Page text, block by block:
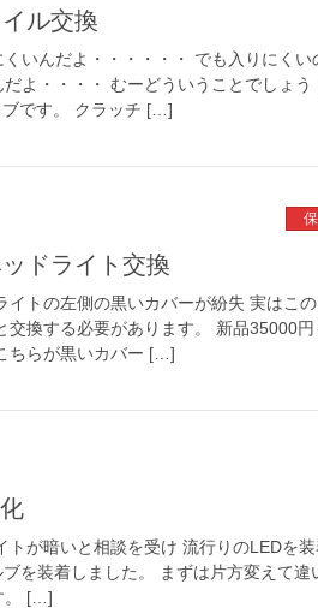
ル交換
いんだよ・・・・・・ でも入りにくい
よ・・・・ むーどういうことでしょう
です。 クラッチ […]
ドライト交換
イトの左側の黒いカバーが紛失 実はこ
交換する必要があります。 新品35000
ちらが黒いカバー […]
トが暗いと相談を受け 流行りのLEDを
を装着しました。 まずは片方変えて
。 […]